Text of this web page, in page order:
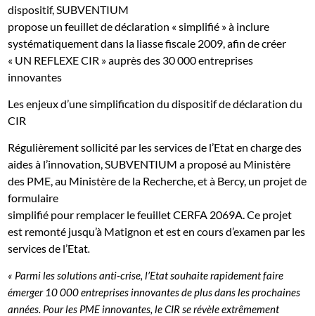
dispositif, SUBVENTIUM
propose un feuillet de déclaration « simplifié » à inclure
systématiquement dans la liasse fiscale 2009, afin de créer
« UN REFLEXE CIR » auprès des 30 000 entreprises
innovantes
Les enjeux d’une simplification du dispositif de déclaration du
CIR
Régulièrement sollicité par les services de l’Etat en charge des
aides à l’innovation, SUBVENTIUM a proposé au Ministère
des PME, au Ministère de la Recherche, et à Bercy, un projet de
formulaire
simplifié pour remplacer le feuillet CERFA 2069A. Ce projet
est remonté jusqu’à Matignon et est en cours d’examen par les
services de l’Etat.
« Parmi les solutions anti-crise, l’Etat souhaite rapidement faire
émerger 10 000 entreprises innovantes de plus dans les prochaines
années. Pour les PME innovantes, le CIR se révèle extrêmement